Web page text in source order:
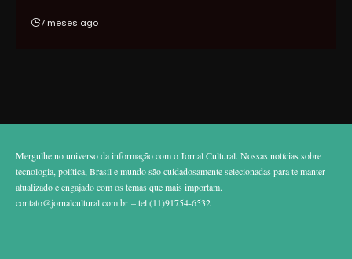
7 meses ago
Mergulhe no universo da informação com o Jornal Cultural. Nossas notícias sobre
tecnologia, política, Brasil e mundo são cuidadosamente selecionadas para te manter
atualizado e engajado com os temas que mais importam.
contato@jornalcultural.com.br – tel.(11)91754-6532